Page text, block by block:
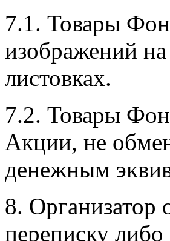
7.1. Товары
изображений
листовках.
7.2. Товары
Акции, не
денежным
8. Организатор
переписку